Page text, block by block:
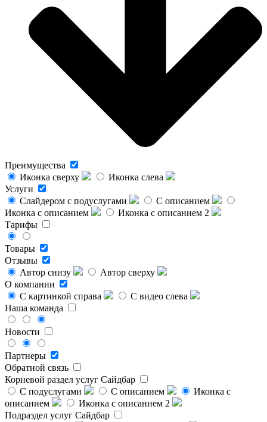
Преимущества
Иконка сверху
Иконка слева
Услуги
Слайдером с подуслугами
С описанием
Иконка с описанием
Иконка с описанием 2
Тарифы
Товары
Отзывы
Автор снизу
Автор сверху
О компании
С картинкой справа
С видео слева
Наша команда
Новости
Партнеры
Обратной связь
Корневой раздел услуг Сайдбар
С подуслугами
С описанием
Иконка с
описанием
Иконка с описанием 2
Подраздел услуг Сайдбар